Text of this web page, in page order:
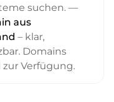
suchen. —
aus
– klar,
Domains
Verfügung.